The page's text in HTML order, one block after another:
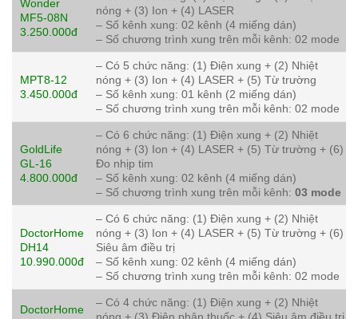
Wonder
MF5-08N
3.250.000đ
nóng + (3) Ion + (4) LASER
– Số kênh xung: 02 kênh (4 miếng dán)
– Số chương trình xung trên mỗi kênh: 02 mode
MPT8-12
3.450.000đ
– Có 5 chức năng: (1) Điện xung + (2) Nhiệt
nóng + (3) Ion + (4) LASER + (5) Từ trường
– Số kênh xung: 01 kênh (2 miếng dán)
– Số chương trình xung trên mỗi kênh: 02 mode
GoldLife
GL-16
4.800.000đ
– Có 6 chức năng: (1) Điện xung + (2) Nhiệt
nóng + (3) Ion + (4) LASER + (5) Từ trường + (6)
Đo nhịp tim
– Số kênh xung: 02 kênh (4 miếng dán)
– Số chương trình xung trên mỗi kênh:03 mode
DoctorHome
DH14
10.990.000đ
– Có 6 chức năng: (1) Điện xung + (2) Nhiệt
nóng + (3) Ion + (4) LASER + (5) Từ trường + (6)
Siêu âm điều trị
– Số kênh xung: 02 kênh (4 miếng dán)
– Số chương trình xung trên mỗi kênh: 02 mode
DoctorHome
– Có 4 chức năng: (1) Điện xung + (2) Nhiệt